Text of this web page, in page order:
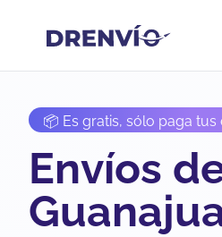
📦 Es gratis, sólo paga tus
Envíos